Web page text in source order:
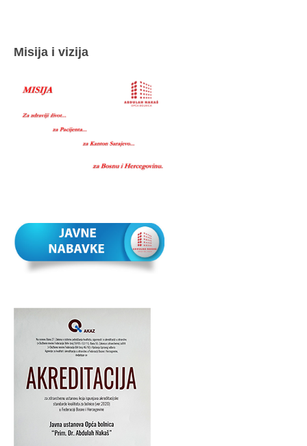
Misija i vizija